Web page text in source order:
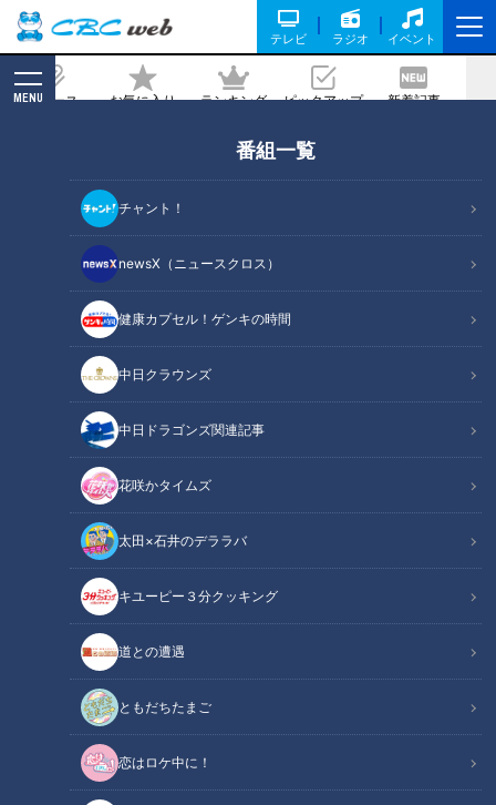
テレビ ラジオ イベント
ニュース お気に入り ランキング ピックアップ 新着記事
MENU
番組一覧
チャント！
newsX（ニュースクロス）
健康カプセル！ゲンキの時間
中日クラウンズ
中日ドラゴンズ関連記事
花咲かタイムズ
太田×石井のデララバ
キユーピー３分クッキング
道との遭遇
ともだちたまご
恋はロケ中に！
ん御用達の室内公園【子どもの笑顔
WEEK】
2023/03/15 11:45
チャント！
くらしニュース
暖かくなり、子どもたちも外出したくなる3月は「子どもの笑
顔」をテーマに様々なトピックスを取り上げます。
3月14日放送の『チャント！』では 「砂場からフォトスタジオ